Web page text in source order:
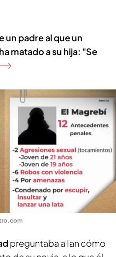
un padre al que un
matado a su hija: "Se
preguntaba a Ian cómo